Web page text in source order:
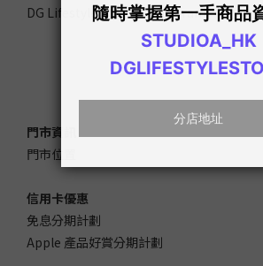
DG Lifestyle Store - Instagram
門市資訊
門市位置
信用卡優惠
免息分期計劃
Apple 產品好賞分期計劃